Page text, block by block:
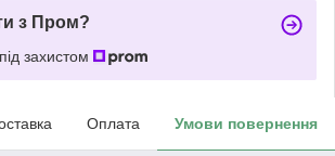
з Пром?
захистом
Оплата Умови повернення